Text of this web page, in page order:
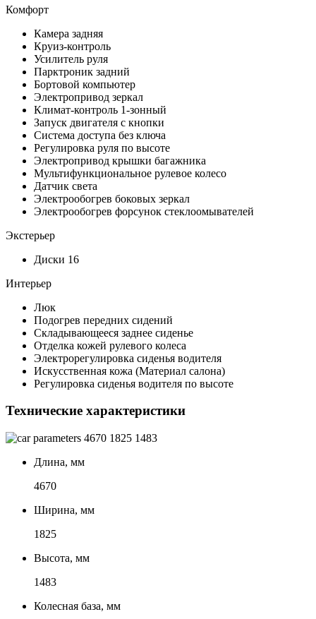
Комфорт
Камера задняя
Круиз-контроль
Усилитель руля
Парктроник задний
Бортовой компьютер
Электропривод зеркал
Климат-контроль 1-зонный
Запуск двигателя с кнопки
Система доступа без ключа
Регулировка руля по высоте
Электропривод крышки багажника
Мультифункциональное рулевое колесо
Датчик света
Электрообогрев боковых зеркал
Электрообогрев форсунок стеклоомывателей
Экстерьер
Диски 16
Интерьер
Люк
Подогрев передних сидений
Складывающееся заднее сиденье
Отделка кожей рулевого колеса
Электрорегулировка сиденья водителя
Искусственная кожа (Материал салона)
Регулировка сиденья водителя по высоте
Технические характеристики
4670 1825 1483
Длина, мм
4670
Ширина, мм
1825
Высота, мм
1483
Колесная база, мм